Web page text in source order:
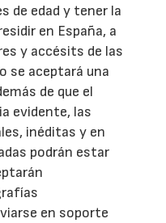
de edad y tener la
en España, a
y accésits de las
se aceptará una
de que el
evidente, las
inéditas y en
podrán estar
en soporte